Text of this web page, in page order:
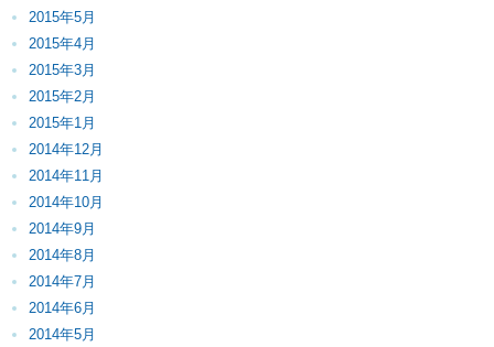
2015年5月
2015年4月
2015年3月
2015年2月
2015年1月
2014年12月
2014年11月
2014年10月
2014年9月
2014年8月
2014年7月
2014年6月
2014年5月